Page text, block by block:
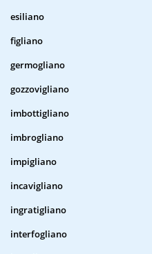
esiliano
figliano
germogliano
gozzovigliano
imbottigliano
imbrogliano
impigliano
incavigliano
ingratigliano
interfogliano